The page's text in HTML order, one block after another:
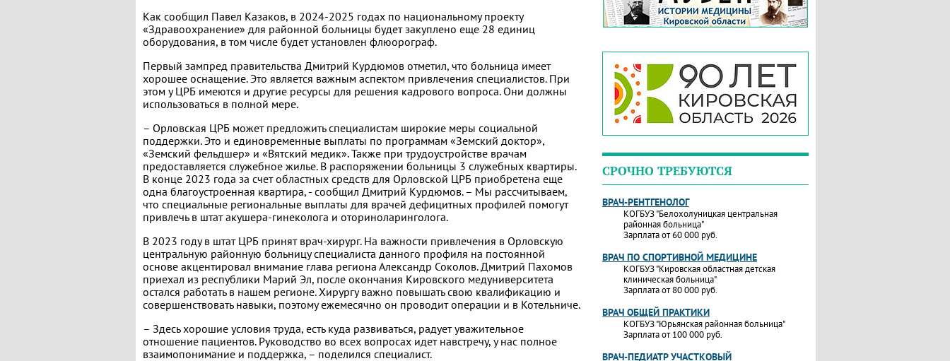
Как сообщил Павел Казаков, в 2024-2025 годах по национальному проекту
«Здравоохранение» для районной больницы будет закуплено еще 28 единиц
оборудования, в том числе будет установлен флюорограф.
Первый зампред правительства Дмитрий Курдюмов отметил, что больница имеет
хорошее оснащение. Это является важным аспектом привлечения специалистов. При
этом у ЦРБ имеются и другие ресурсы для решения кадрового вопроса. Они должны
использоваться в полной мере.
– Орловская ЦРБ может предложить специалистам широкие меры социальной
поддержки. Это и единовременные выплаты по программам «Земский доктор»,
«Земский фельдшер» и «Вятский медик». Также при трудоустройстве врачам
предоставляется служебное жилье. В распоряжении больницы 3 служебных квартиры.
В конце 2023 года за счет областных средств для Орловской ЦРБ приобретена еще
одна благоустроенная квартира, - сообщил Дмитрий Курдюмов. – Мы рассчитываем,
что специальные региональные выплаты для врачей дефицитных профилей помогут
привлечь в штат акушера-гинеколога и оториноларинголога.
В 2023 году в штат ЦРБ принят врач-хирург. На важности привлечения в Орловскую
центральную районную больницу специалиста данного профиля на постоянной
основе акцентировал внимание глава региона Александр Соколов. Дмитрий Пахомов
приехал из республики Марий Эл, после окончания Кировского медуниверситета
остался работать в нашем регионе. Хирургу важно повышать свою квалификацию и
совершенствовать навыки, поэтому ежемесячно он проводит операции и в Котельниче.
– Здесь хорошие условия труда, есть куда развиваться, радует уважительное
отношение пациентов. Руководство во всех вопросах идет навстречу, у нас полное
взаимопонимание и поддержка, – поделился специалист.
СРОЧНО ТРЕБУЮТСЯ
ВРАЧ-РЕНТГЕНОЛОГ
КОГБУЗ "Белохолуницкая центральная
районная больница"
Зарплата от 60 000 руб.
ВРАЧ ПО СПОРТИВНОЙ МЕДИЦИНЕ
КОГБУЗ "Кировская областная детская
клиническая больница"
Зарплата от 80 000 руб.
ВРАЧ ОБЩЕЙ ПРАКТИКИ
КОГБУЗ "Юрьянская районная больница"
Зарплата от 100 000 руб.
ВРАЧ-ПЕДИАТР УЧАСТКОВЫЙ